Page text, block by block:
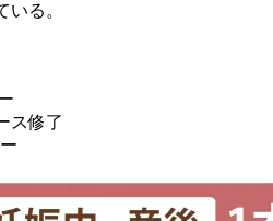
る。
ス修了